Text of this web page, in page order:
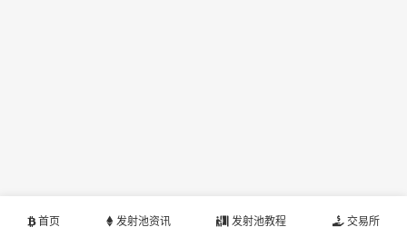
首页 发射池资讯 发射池教程 交易所